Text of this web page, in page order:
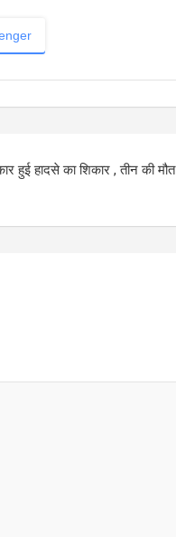
हुई हादसे का शिकार , तीन की मौत